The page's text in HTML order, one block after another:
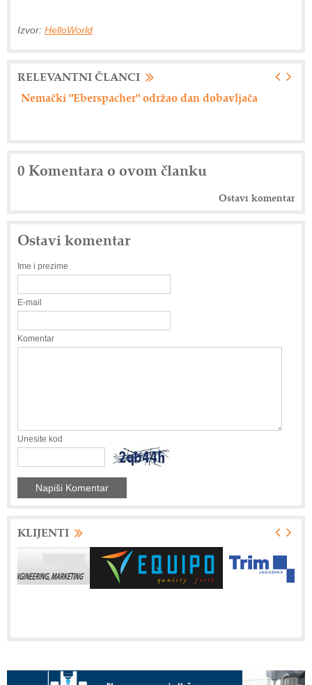
Izvor: HelloWorld
RELEVANTNI ČLANCI
Nemački "Eberspacher" održao dan dobavljača
0 Komentara o ovom članku
Ostavi komentar
Ostavi komentar
Ime i prezime
E-mail
Komentar
Unesite kod
KLIJENTI